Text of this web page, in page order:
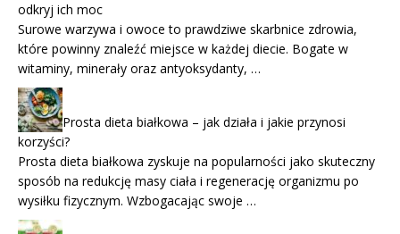
odkryj ich moc
Surowe warzywa i owoce to prawdziwe skarbnice zdrowia,
które powinny znaleźć miejsce w każdej diecie. Bogate w
witaminy, minerały oraz antyoksydanty, …
Prosta dieta białkowa – jak działa i jakie przynosi
korzyści?
Prosta dieta białkowa zyskuje na popularności jako skuteczny
sposób na redukcję masy ciała i regenerację organizmu po
wysiłku fizycznym. Wzbogacając swoje …